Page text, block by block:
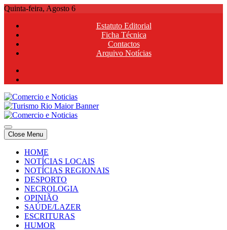
Skip
content
Quinta-feira, Agosto 6
Estatuto Editorial
Ficha Técnica
Contactos
Arquivo Notícias
Comercio e Noticias
Notícias e Publicidade Online
Comercio e Noticias
Notícias e Publicidade Online
Close Menu
HOME
NOTÍCIAS LOCAIS
NOTÍCIAS REGIONAIS
DESPORTO
NECROLOGIA
OPINIÃO
SAÚDE/LAZER
ESCRITURAS
HUMOR